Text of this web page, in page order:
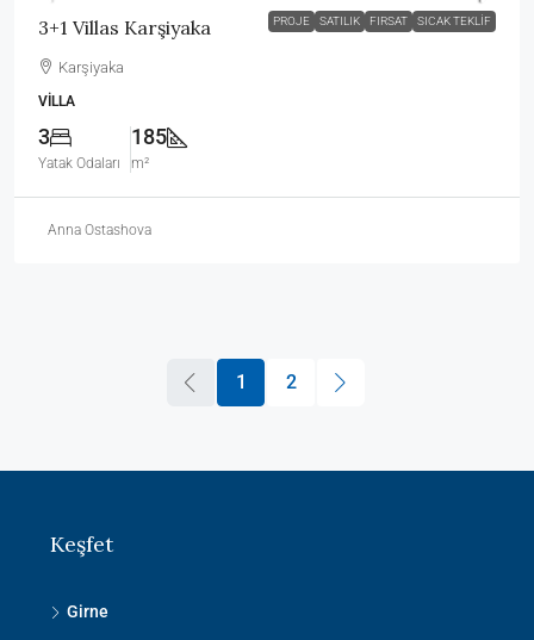
PROJE SATILIK FIRSAT SICAK TEKLIF
3+1 Villas Karşiyaka
Karşiyaka
VILLA
3
Yatak Odaları
185
m²
Anna Ostashova
1 2
Keşfet
Girne